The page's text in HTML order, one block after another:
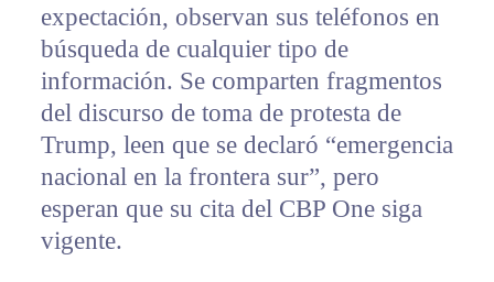
expectación, observan sus teléfonos en
búsqueda de cualquier tipo de
información. Se comparten fragmentos
del discurso de toma de protesta de
Trump, leen que se declaró “emergencia
nacional en la frontera sur”, pero
esperan que su cita del CBP One siga
vigente.